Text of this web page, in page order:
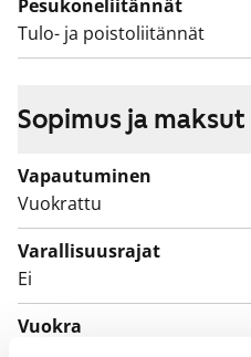
Pesukoneliitännät
Tulo- ja poistoliitännät
Sopimus ja maksut
Vapautuminen
Vuokrattu
Varallisuusrajat
Ei
Vuokra